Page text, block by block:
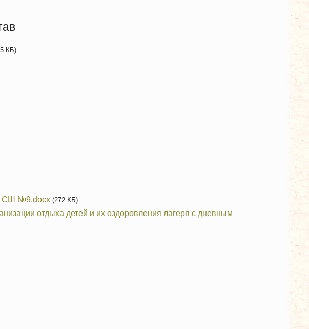
КБ)
СШ №9.docx (272 КБ)
отдыха детей и их оздоровления лагеря с дневным